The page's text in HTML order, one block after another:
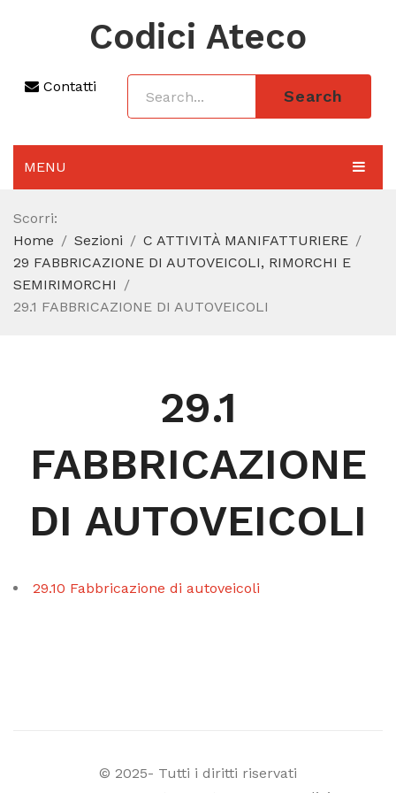
Codici Ateco
Contatti
Search
MENU
AGGIORNAMENTO 2025
SEZIONI
CODICE ATECO A COSA SERVE
Scorri:
Home
Sezioni
C ATTIVITÀ MANIFATTURIERE
29 FABBRICAZIONE DI AUTOVEICOLI, RIMORCHI E
SEMIRIMORCHI
29.1 FABBRICAZIONE DI AUTOVEICOLI
29.1
FABBRICAZIONE
DI AUTOVEICOLI
29.10 Fabbricazione di autoveicoli
© 2025- Tutti i diritti riservati